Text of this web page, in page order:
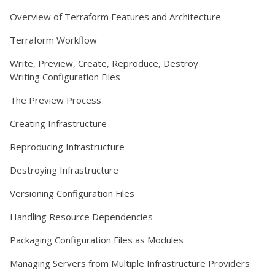
Overview of Terraform Features and Architecture
Terraform Workflow
Write, Preview, Create, Reproduce, Destroy
Writing Configuration Files
The Preview Process
Creating Infrastructure
Reproducing Infrastructure
Destroying Infrastructure
Versioning Configuration Files
Handling Resource Dependencies
Packaging Configuration Files as Modules
Managing Servers from Multiple Infrastructure Providers